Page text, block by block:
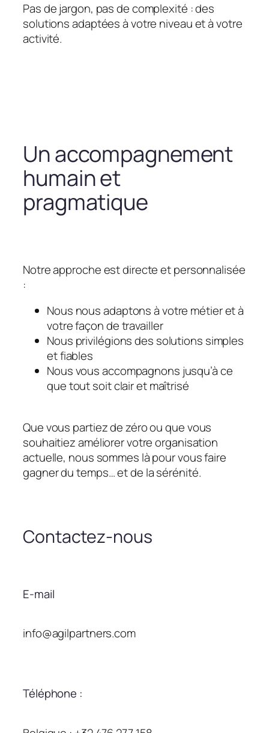
Pas de jargon, pas de complexité : des
solutions adaptées à votre niveau et à votre
activité.
Un accompagnement
humain et
pragmatique
Notre approche est directe et personnalisée
:
Nous nous adaptons à votre métier et à
votre façon de travailler
Nous privilégions des solutions simples
et fiables
Nous vous accompagnons jusqu’à ce
que tout soit clair et maîtrisé
Que vous partiez de zéro ou que vous
souhaitiez améliorer votre organisation
actuelle, nous sommes là pour vous faire
gagner du temps… et de la sérénité.
Contactez-nous
E-mail
info@agilpartners.com
Téléphone :